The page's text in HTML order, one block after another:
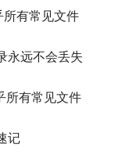
有常见文件
永远不会丢失
所有常见文件
记